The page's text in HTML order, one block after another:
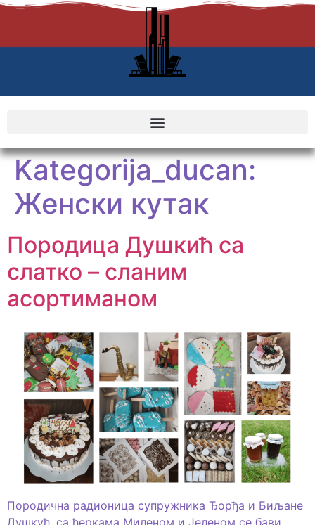
Kategorija_ducan:
Женски кутак
Породица Душкић са
слатко – сланим
асортиманом
Породична радионица супружника Ђорђа и Биљане
Душкућ, са ћеркама Миленом и Јеленом се бави